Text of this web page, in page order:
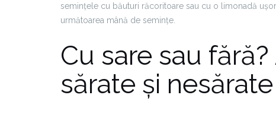
semințele cu băuturi răcoritoare sau cu o limonadă
următoarea mână de semințe.
Cu sare sau
sărate și nesărate